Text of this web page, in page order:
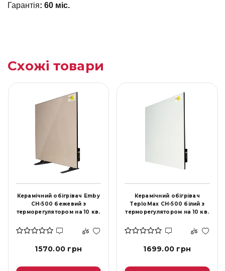
Гарантія: 60 міс.
Схожі товари
Керамічний обігрівач Emby
CH-500 бежевий з
терморегулятором на 10 кв.
1570.00 грн
Керамічний обігрівач
TeploMax CH-500 білий з
терморегулятором на 10 кв.
1699.00 грн